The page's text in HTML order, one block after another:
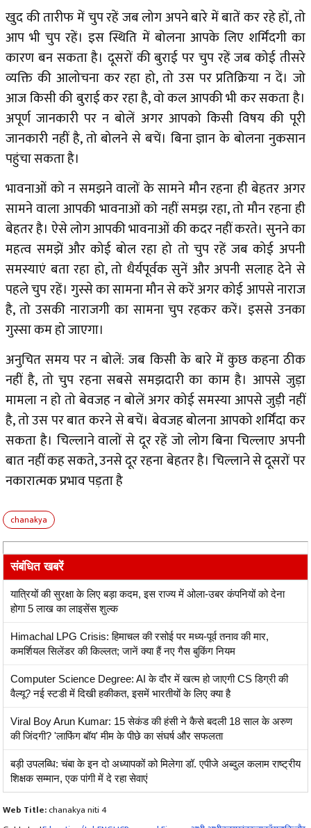
खुद की तारीफ में चुप रहें जब लोग अपने बारे में बातें कर रहे हों, तो
आप भी चुप रहें। इस स्थिति में बोलना आपके लिए शर्मिंदगी का
कारण बन सकता है। दूसरों की बुराई पर चुप रहें जब कोई तीसरे
व्यक्ति की आलोचना कर रहा हो, तो उस पर प्रतिक्रिया न दें। जो
आज किसी की बुराई कर रहा है, वो कल आपकी भी कर सकता है।
अपूर्ण जानकारी पर न बोलें अगर आपको किसी विषय की पूरी
जानकारी नहीं है, तो बोलने से बचें। बिना ज्ञान के बोलना नुकसान
पहुंचा सकता है।
भावनाओं को न समझने वालों के सामने मौन रहना ही बेहतर अगर
सामने वाला आपकी भावनाओं को नहीं समझ रहा, तो मौन रहना ही
बेहतर है। ऐसे लोग आपकी भावनाओं की कदर नहीं करते। सुनने का
महत्व समझें और कोई बोल रहा हो तो चुप रहें जब कोई अपनी
समस्याएं बता रहा हो, तो धैर्यपूर्वक सुनें और अपनी सलाह देने से
पहले चुप रहें। गुस्से का सामना मौन से करें अगर कोई आपसे नाराज
है, तो उसकी नाराजगी का सामना चुप रहकर करें। इससे उनका
गुस्सा कम हो जाएगा।
अनुचित समय पर न बोलें: जब किसी के बारे में कुछ कहना ठीक
नहीं है, तो चुप रहना सबसे समझदारी का काम है। आपसे जुड़ा
मामला न हो तो बेवजह न बोलें अगर कोई समस्या आपसे जुड़ी नहीं
है, तो उस पर बात करने से बचें। बेवजह बोलना आपको शर्मिंदा कर
सकता है। चिल्लाने वालों से दूर रहें जो लोग बिना चिल्लाए अपनी
बात नहीं कह सकते, उनसे दूर रहना बेहतर है। चिल्लाने से दूसरों पर
नकारात्मक प्रभाव पड़ता है
chanakya
संबंधित खबरें
यात्रियों की सुरक्षा के लिए बड़ा कदम, इस राज्य में ओला-उबर कंपनियों को देना
होगा 5 लाख का लाइसेंस शुल्क
Himachal LPG Crisis: हिमाचल की रसोई पर मध्य-पूर्व तनाव की मार,
कमर्शियल सिलेंडर की किल्लत; जानें क्या हैं नए गैस बुकिंग नियम
Computer Science Degree: AI के दौर में खत्म हो जाएगी CS डिग्री की
वैल्यू? नई स्टडी में दिखी हकीकत, इसमें भारतीयों के लिए क्या है
Viral Boy Arun Kumar: 15 सेकंड की हंसी ने कैसे बदली 18 साल के अरुण
की जिंदगी? 'लाफिंग बॉय' मीम के पीछे का संघर्ष और सफलता
बड़ी उपलब्धि: चंबा के इन दो अध्यापकों को मिलेगा डॉ. एपीजे अब्दुल कलाम राष्ट्रीय
शिक्षक सम्मान, एक पांगी में दे रहा सेवाएं
Web Title:chanakya niti 4